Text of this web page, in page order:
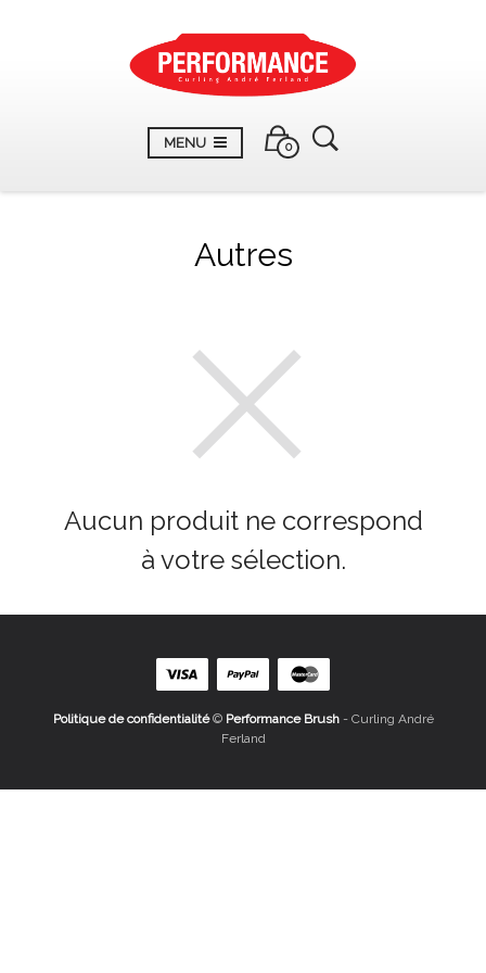
MENU 0
Autres
Aucun produit ne correspond
à votre sélection.
Politique de confidentialité© Performance Brush- Curling André
Ferland